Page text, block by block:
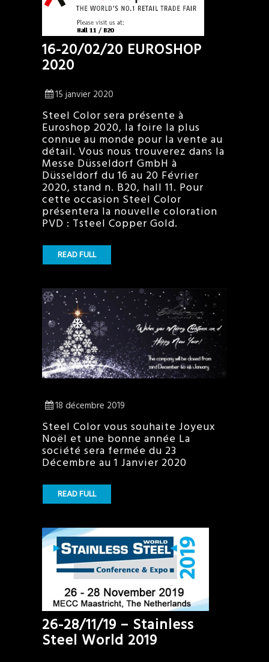
16-20/02/20 EUROSHOP
2020
15 janvier 2020
Steel Color sera présente à
Euroshop 2020, la foire la plus
connue au monde pour la vente au
détail. Vous nous trouverez dans la
Messe Düsseldorf GmbH à
Düsseldorf du 16 au 20 Février
2020, stand n. B20, hall 11. Pour
cette occasion Steel Color
présentera la nouvelle coloration
PVD : Tsteel Copper Gold.
READ FULL
18 décembre 2019
Steel Color vous souhaite Joyeux
Noël et une bonne année La
société sera fermée du 23
Décembre au 1 Janvier 2020
READ FULL
26-28/11/19 – Stainless
Steel World 2019